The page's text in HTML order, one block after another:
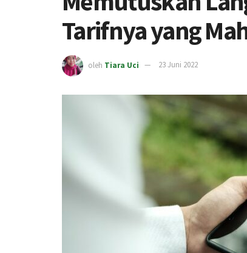
Tarifnya yang
oleh Tiara Uci 23 Juni 2022